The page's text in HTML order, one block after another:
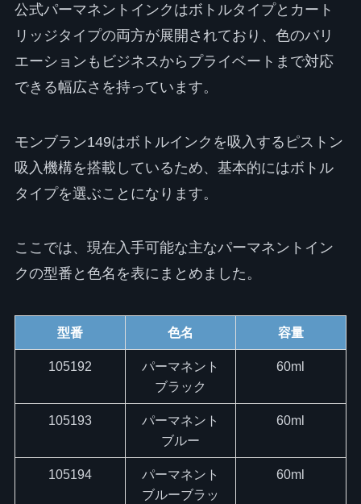
公式パーマネントインクはボトルタイプとカート
リッジタイプの両方が展開されており、色のバリ
エーションもビジネスからプライベートまで対応
できる幅広さを持っています。
モンブラン149はボトルインクを吸入するピストン
吸入機構を搭載しているため、基本的にはボトル
タイプを選ぶことになります。
ここでは、現在入手可能な主なパーマネントイン
クの型番と色名を表にまとめました。
型番 色名 容量
105192
パーマネント
ブラック
60ml
105193
パーマネント
ブルー
60ml
105194
パーマネント
ブルーブラッ
60ml